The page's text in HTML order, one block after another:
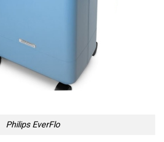
Philips EverFlo